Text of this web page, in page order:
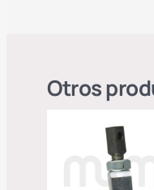
Otros